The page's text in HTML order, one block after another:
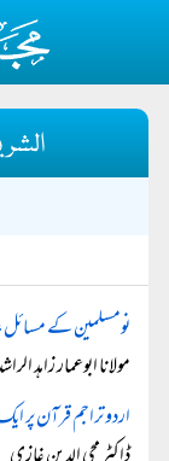
نومسلمین کے
مولانا ابوعمار زاہد
اردو تراجم قرآن پر ایک